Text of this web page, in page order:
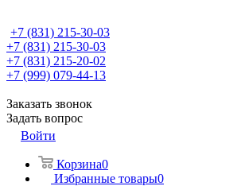
+7 (831) 215-30-03
+7 (831) 215-30-03
+7 (831) 215-20-02
+7 (999) 079-44-13
Заказать звонок
Задать вопрос
Войти
Корзина0
Избранные товары0